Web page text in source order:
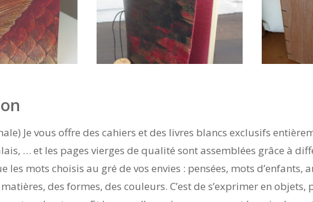
Je vous offre des cahiers et des livres blancs exclusifs
… et les pages vierges de qualité sont assemblées grâce à
les mots choisis au gré de vos envies : pensées, mots d’enfants,
des formes, des couleurs. C’est de s’exprimer en